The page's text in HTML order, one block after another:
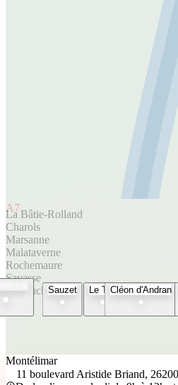
A7
La Bâtie-Rolland
Charols
Marsanne
Malataverne
Rochemaure
Savasse
EspelucheSauzet Le TeilCléon d'Andran
Montélimar
11 boulevard Aristide Briand,